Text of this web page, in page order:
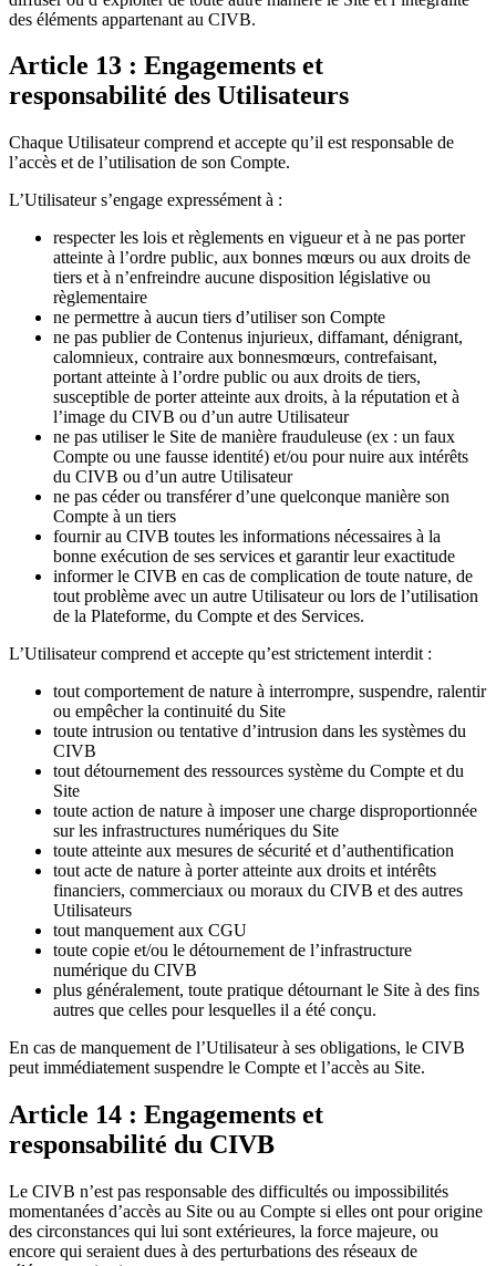
des éléments appartenant au CIVB.
Article 13 : Engagements et
responsabilité des Utilisateurs
Chaque Utilisateur comprend et accepte qu’il est responsable de
l’accès et de l’utilisation de son Compte.
L’Utilisateur s’engage expressément à :
respecter les lois et règlements en vigueur et à ne pas porter
atteinte à l’ordre public, aux bonnes mœurs ou aux droits de
tiers et à n’enfreindre aucune disposition législative ou
règlementaire
ne permettre à aucun tiers d’utiliser son Compte
ne pas publier de Contenus injurieux, diffamant, dénigrant,
calomnieux, contraire aux bonnesmœurs, contrefaisant,
portant atteinte à l’ordre public ou aux droits de tiers,
susceptible de porter atteinte aux droits, à la réputation et à
l’image du CIVB ou d’un autre Utilisateur
ne pas utiliser le Site de manière frauduleuse (ex : un faux
Compte ou une fausse identité) et/ou pour nuire aux intérêts
du CIVB ou d’un autre Utilisateur
ne pas céder ou transférer d’une quelconque manière son
Compte à un tiers
fournir au CIVB toutes les informations nécessaires à la
bonne exécution de ses services et garantir leur exactitude
informer le CIVB en cas de complication de toute nature, de
tout problème avec un autre Utilisateur ou lors de l’utilisation
de la Plateforme, du Compte et des Services.
L’Utilisateur comprend et accepte qu’est strictement interdit :
tout comportement de nature à interrompre, suspendre, ralentir
ou empêcher la continuité du Site
toute intrusion ou tentative d’intrusion dans les systèmes du
CIVB
tout détournement des ressources système du Compte et du
Site
toute action de nature à imposer une charge disproportionnée
sur les infrastructures numériques du Site
toute atteinte aux mesures de sécurité et d’authentification
tout acte de nature à porter atteinte aux droits et intérêts
financiers, commerciaux ou moraux du CIVB et des autres
Utilisateurs
tout manquement aux CGU
toute copie et/ou le détournement de l’infrastructure
numérique du CIVB
plus généralement, toute pratique détournant le Site à des fins
autres que celles pour lesquelles il a été conçu.
En cas de manquement de l’Utilisateur à ses obligations, le CIVB
peut immédiatement suspendre le Compte et l’accès au Site.
Article 14 : Engagements et
responsabilité du CIVB
Le CIVB n’est pas responsable des difficultés ou impossibilités
momentanées d’accès au Site ou au Compte si elles ont pour origine
des circonstances qui lui sont extérieures, la force majeure, ou
encore qui seraient dues à des perturbations des réseaux de